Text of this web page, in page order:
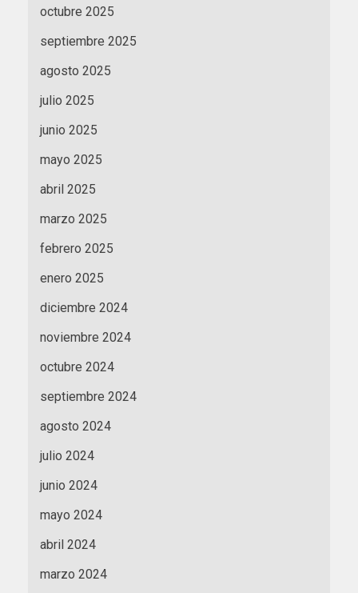
octubre 2025
septiembre 2025
agosto 2025
julio 2025
junio 2025
mayo 2025
abril 2025
marzo 2025
febrero 2025
enero 2025
diciembre 2024
noviembre 2024
octubre 2024
septiembre 2024
agosto 2024
julio 2024
junio 2024
mayo 2024
abril 2024
marzo 2024